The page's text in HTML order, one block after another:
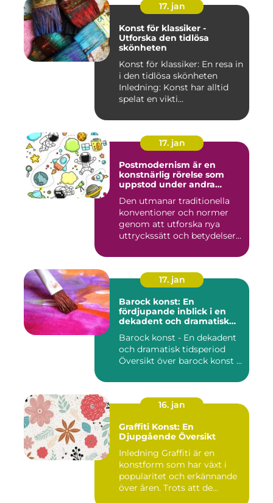
17. jan
Konst för klassiker -
Utforska den tidlösa
skönheten
Konst för klassiker: En resa in
i den tidlösa skönheten
Inledning: Konst har alltid
spelat en vikti...
17. jan
Postmodernism är en
konstnärlig rörelse som
uppstod under andra
fortsätter att påverka
samtida konstvärlden
Den utmanar traditionella
konventioner och normer
genom att utforska nya
uttryckssätt och betydelser...
17. jan
Barock konst: En
fördjupande inblick i en
dekadent och dramatisk
Barock konst - En dekadent
och dramatisk tidsperiod
Översikt över barock konst ...
16. jan
Graffiti Konst: En
Djupgående Översikt
Inledning Graffiti är en
konstform som har växt i
popularitet och erkännande
över åren. Trots att de...